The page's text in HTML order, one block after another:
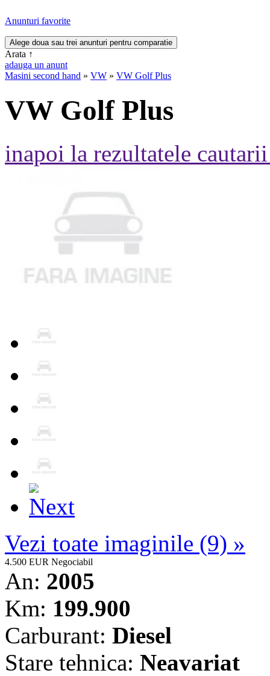
Anunturi favorite
Arata ↑
adauga un anunt
Masini second hand » VW » VW Golf Plus
VW Golf Plus
inapoi la rezultatele
Vezi toate imaginile (9) »
4.500 EUR Negociabil
An: 2005
Km: 199.900
Carburant: Diesel
Stare tehnica: Neavariat